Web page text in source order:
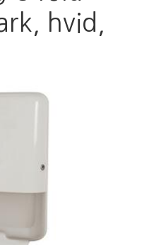
hvid,